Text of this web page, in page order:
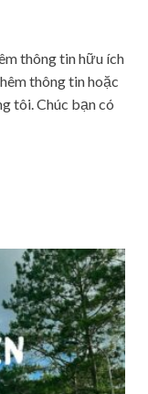
thông tin hữu ích
thông tin hoặc
tôi. Chúc bạn có